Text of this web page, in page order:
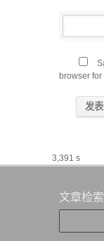
browser for
3,391 s
文章检索